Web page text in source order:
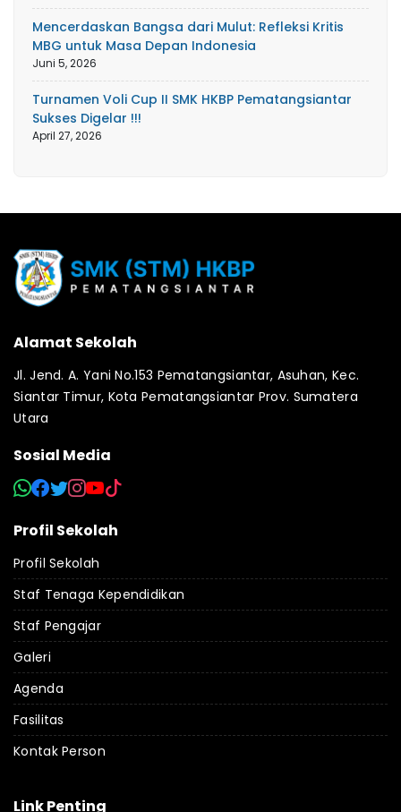
Mencerdaskan Bangsa dari Mulut: Refleksi Kritis
MBG untuk Masa Depan Indonesia
Juni 5, 2026
Turnamen Voli Cup II SMK HKBP Pematangsiantar
Sukses Digelar !!!
April 27, 2026
Alamat Sekolah
Jl. Jend. A. Yani No.153 Pematangsiantar, Asuhan, Kec.
Siantar Timur, Kota Pematangsiantar Prov. Sumatera
Utara
Sosial Media
Profil Sekolah
Profil Sekolah
Staf Tenaga Kependidikan
Staf Pengajar
Galeri
Agenda
Fasilitas
Kontak Person
Link Penting